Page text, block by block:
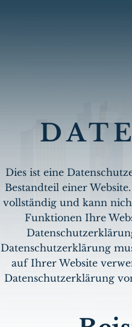
Dies ist eine
Bestandteil einer
vollständig und kann
Funktionen Ihre
Datenschutzerklärung
auf Ihrer Website
Datenschutzerklärung